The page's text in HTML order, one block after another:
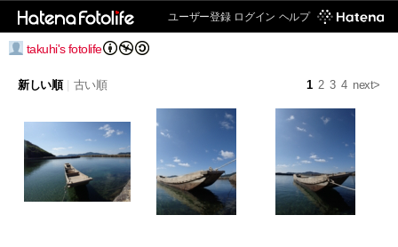
ユーザー登録 ログイン ヘルプ
takuhi's fotolife
1 2 3 4 next>
新しい順 古い順